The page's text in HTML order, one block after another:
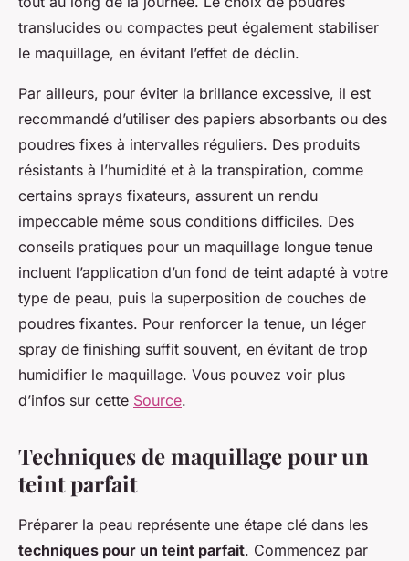
translucides ou compactes peut également stabiliser
le maquillage, en évitant l’effet de déclin.
Par ailleurs, pour éviter la brillance excessive, il est
recommandé d’utiliser des papiers absorbants ou des
poudres fixes à intervalles réguliers. Des produits
résistants à l’humidité et à la transpiration, comme
certains sprays fixateurs, assurent un rendu
impeccable même sous conditions difficiles. Des
conseils pratiques pour un maquillage longue tenue
incluent l’application d’un fond de teint adapté à votre
type de peau, puis la superposition de couches de
poudres fixantes. Pour renforcer la tenue, un léger
spray de finishing suffit souvent, en évitant de trop
humidifier le maquillage. Vous pouvez voir plus
d’infos sur cette Source.
Techniques de maquillage pour un
teint parfait
Préparer la peau représente une étape clé dans les
techniques pour un teint parfait. Commencez par